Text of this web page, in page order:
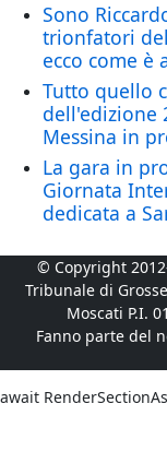
Sono
trionfatori
ecco come è
Tutto quello
dell'edizione
Messina in
La gara in
Giornata
dedicata a
© Copyright
Tribunale di
Moscati P.I.
Fanno parte del
await